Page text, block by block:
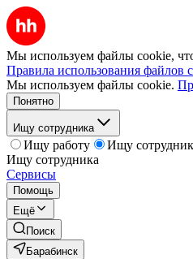
Мы используем файлы cookie,
Правила использования файлов
Мы используем файлы cookie.
Понятно
Ищу сотрудника
Ищу работу
Ищу
Ищу сотрудника
Сервисы
Помощь
Ещё
Поиск
Барабинск